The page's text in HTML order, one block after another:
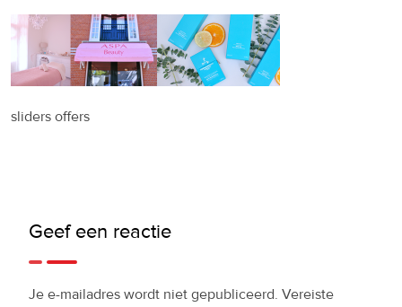
sliders offers
Geef een reactie
Je e-mailadres wordt niet gepubliceerd. Vereiste